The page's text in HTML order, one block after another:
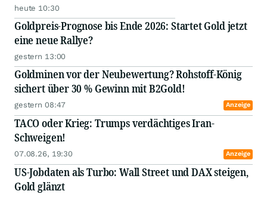
heute 10:30
Goldpreis-Prognose bis Ende 2026: Startet Gold jetzt
eine neue Rallye?
gestern 13:00
Goldminen vor der Neubewertung? Rohstoff-König
sichert über 30 % Gewinn mit B2Gold!
gestern 08:47 Anzeige
TACO oder Krieg: Trumps verdächtiges Iran-
Schweigen!
07.08.26, 19:30 Anzeige
US-Jobdaten als Turbo: Wall Street und DAX steigen,
Gold glänzt